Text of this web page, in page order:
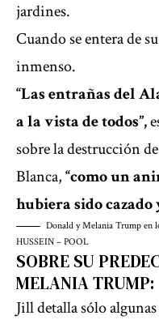
jardines.
Cuando se entera de su
inmenso.
“Las entrañas del
a la vista de todos”,
sobre la destrucción
Blanca,“como un
hubiera sido cazado
Donald y Melania Trump en
HUSSEIN – POOL
SOBRE SU
MELANIA TRUMP:
Jill detalla sólo